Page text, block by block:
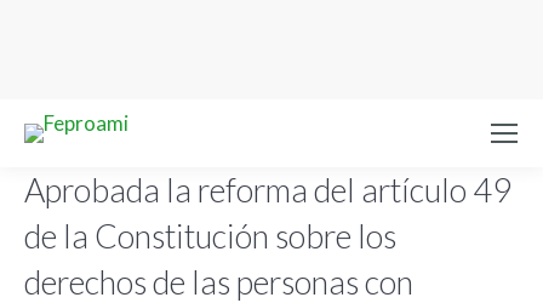
Aprobada la reforma del artículo 49
de la Constitución sobre los
derechos de las personas con